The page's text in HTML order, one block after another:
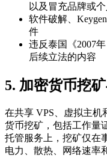
以及冒充品牌或个
软件破解、
件
违反泰国《2007
后续立法的内容
5. 加密货币挖
在共享 VPS、虚拟主机
货币挖矿，包括工作量
托管服务上，挖矿仅在
电力、散热、网络速率